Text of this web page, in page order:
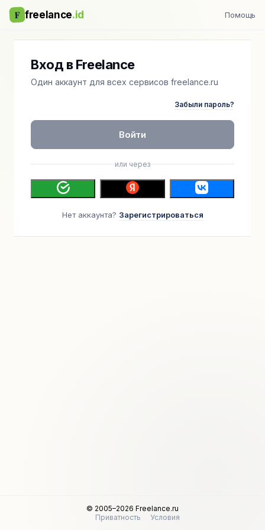
F freelance.id Помощь
Вход в Freelance
Один аккаунт для всех сервисов freelance.ru
Забыли пароль?
Войти
или через
Нет аккаунта? Зарегистрироваться
© 2005–2026 Freelance.ru
Приватность
Условия